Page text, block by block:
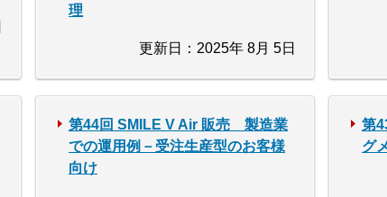
理
更新日：2025年 8月 5日
第44回 SMILE V Air 販売 製造業
での運用例－受注生産型のお客様
向け
第
グ